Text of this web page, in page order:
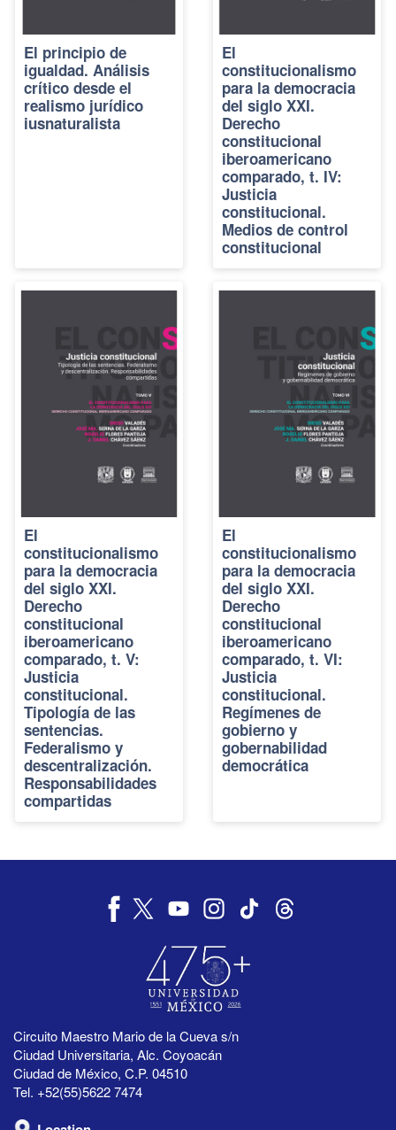
El principio de
igualdad. Análisis
crítico desde el
realismo jurídico
iusnaturalista
El
constitucionalismo
para la democracia
del siglo XXI.
Derecho
constitucional
iberoamericano
comparado, t. IV:
Justicia
constitucional.
Medios de control
constitucional
El
constitucionalismo
para la democracia
del siglo XXI.
Derecho
constitucional
iberoamericano
comparado, t. V:
Justicia
constitucional.
Tipología de las
sentencias.
Federalismo y
descentralización.
Responsabilidades
compartidas
El
constitucionalismo
para la democracia
del siglo XXI.
Derecho
constitucional
iberoamericano
comparado, t. VI:
Justicia
constitucional.
Regímenes de
gobierno y
gobernabilidad
democrática
Circuito Maestro Mario de la Cueva s/n
Ciudad Universitaria, Alc. Coyoacán
Ciudad de México, C.P. 04510
Tel. +52(55)5622 7474